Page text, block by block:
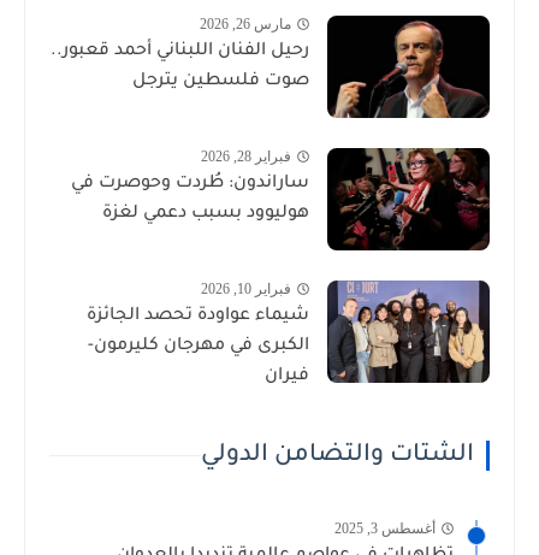
مارس 26, 2026
رحيل الفنان اللبناني أحمد قعبور..
صوت فلسطين يترجل
فبراير 28, 2026
ساراندون: طُردت وحوصرت في
هوليوود بسبب دعمي لغزة
فبراير 10, 2026
شيماء عواودة تحصد الجائزة
الكبرى في مهرجان كليرمون-
فيران
الشتات والتضامن الدولي
أغسطس 3, 2025